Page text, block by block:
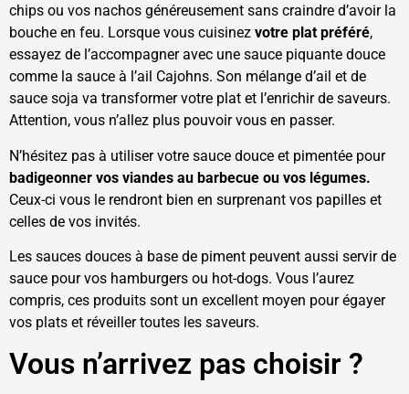
chips ou vos nachos généreusement sans craindre d’avoir la
bouche en feu. Lorsque vous cuisinez votre plat préféré,
essayez de l’accompagner avec une sauce piquante douce
comme la sauce à l’ail Cajohns. Son mélange d’ail et de
sauce soja va transformer votre plat et l’enrichir de saveurs.
Attention, vous n’allez plus pouvoir vous en passer.
N’hésitez pas à utiliser votre sauce douce et pimentée pour
badigeonner vos viandes au barbecue ou vos légumes.
Ceux-ci vous le rendront bien en surprenant vos papilles et
celles de vos invités.
Les sauces douces à base de piment peuvent aussi servir de
sauce pour vos hamburgers ou hot-dogs. Vous l’aurez
compris, ces produits sont un excellent moyen pour égayer
vos plats et réveiller toutes les saveurs.
Vous n’arrivez pas choisir ?